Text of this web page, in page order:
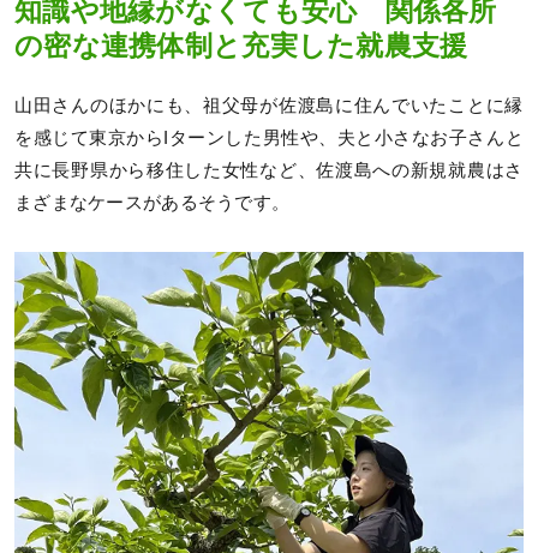
知識や地縁がなくても安心 関係各所
の密な連携体制と充実した就農支援
山田さんのほかにも、祖父母が佐渡島に住んでいたことに縁
を感じて東京からIターンした男性や、夫と小さなお子さんと
共に長野県から移住した女性など、佐渡島への新規就農はさ
まざまなケースがあるそうです。